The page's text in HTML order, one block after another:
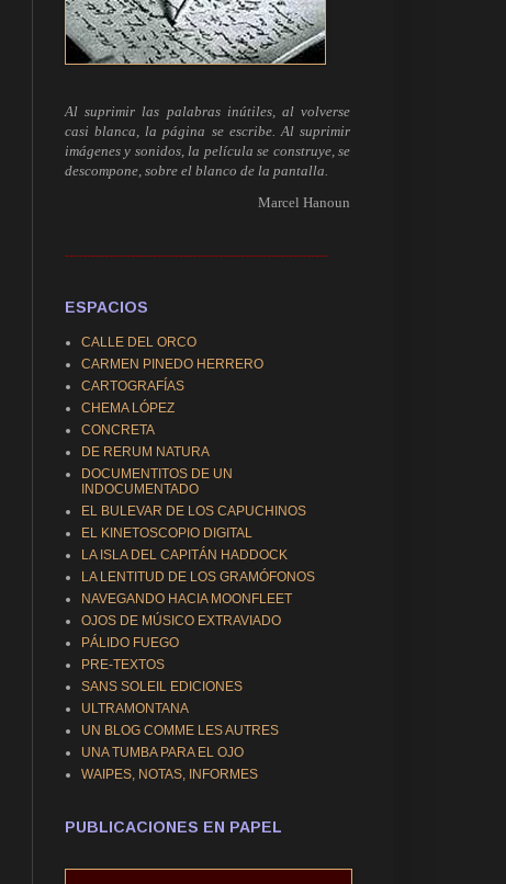
Al suprimir las palabras inútiles, al volverse
casi blanca, la página se escribe. Al suprimir
imágenes y sonidos, la película se construye, se
descompone, sobre el blanco de la pantalla.
Marcel Hanoun
------------------------------------------------------------
ESPACIOS
CALLE DEL ORCO
CARMEN PINEDO HERRERO
CARTOGRAFÍAS
CHEMA LÓPEZ
CONCRETA
DE RERUM NATURA
DOCUMENTITOS DE UN
INDOCUMENTADO
EL BULEVAR DE LOS CAPUCHINOS
EL KINETOSCOPIO DIGITAL
LA ISLA DEL CAPITÁN HADDOCK
LA LENTITUD DE LOS GRAMÓFONOS
NAVEGANDO HACIA MOONFLEET
OJOS DE MÚSICO EXTRAVIADO
PÁLIDO FUEGO
PRE-TEXTOS
SANS SOLEIL EDICIONES
ULTRAMONTANA
UN BLOG COMME LES AUTRES
UNA TUMBA PARA EL OJO
WAIPES, NOTAS, INFORMES
PUBLICACIONES EN PAPEL